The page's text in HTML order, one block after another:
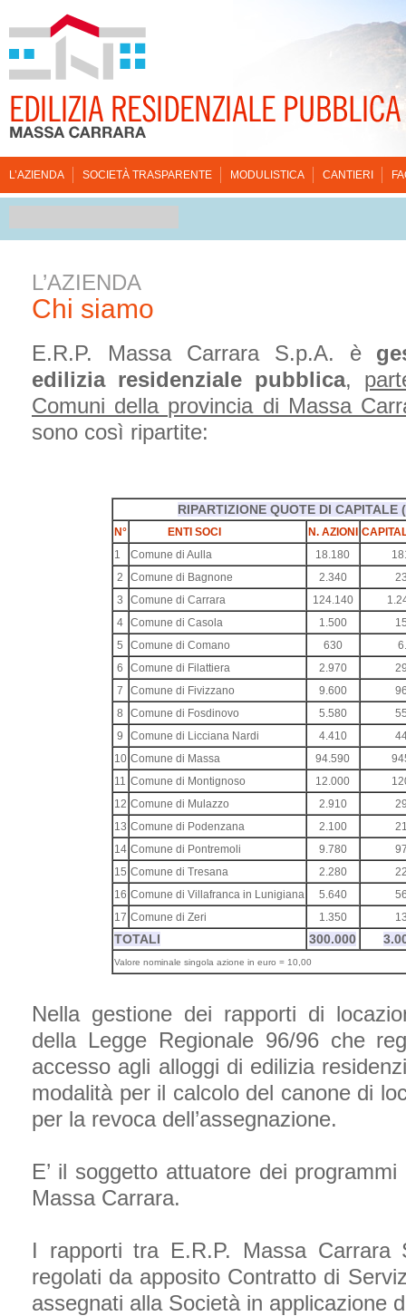
L’AZIENDA SOCIETÀ TRASPARENTE MODULISTICA CANTIERI
L’AZIENDA
Chi siamo
E.R.P. Massa Carrara S.p.A. è
edilizia residenziale pubblica,
Comuni della provincia di Massa
sono così ripartite:
RIPARTIZIONE QUOTE DI CAPITALE
N° ENTI SOCI N. AZIONI
1
Comune di Aulla 18.180
2
Comune di Bagnone 2.340
3
Comune di Carrara 124.140
4 Comune di Casola 1.500
5
Comune di Comano 630
6
Comune di Filattiera 2.970
7
Comune di Fivizzano 9.600
8
Comune di Fosdinovo 5.580
9
Comune di Licciana Nardi 4.410
10 Comune di Massa 94.590
11 Comune di Montignoso 12.000
12 Comune di Mulazzo 2.910
13 Comune di Podenzana 2.100
14 Comune di Pontremoli 9.780
15 Comune di Tresana 2.280
16 Comune di Villafranca in Lunigiana 5.640
17 Comune di Zeri 1.350
TOTALI 300.000
Valore nominale singola azione in euro = 10,00
Nella gestione dei rapporti di
della Legge Regionale 96/96 che
accesso agli alloggi di edilizia
modalità per il calcolo del canone di
per la revoca dell’assegnazione.
E’ il soggetto attuatore dei
Massa Carrara.
I rapporti tra E.R.P. Massa
regolati da apposito Contratto di
assegnati alla Società in applicazione